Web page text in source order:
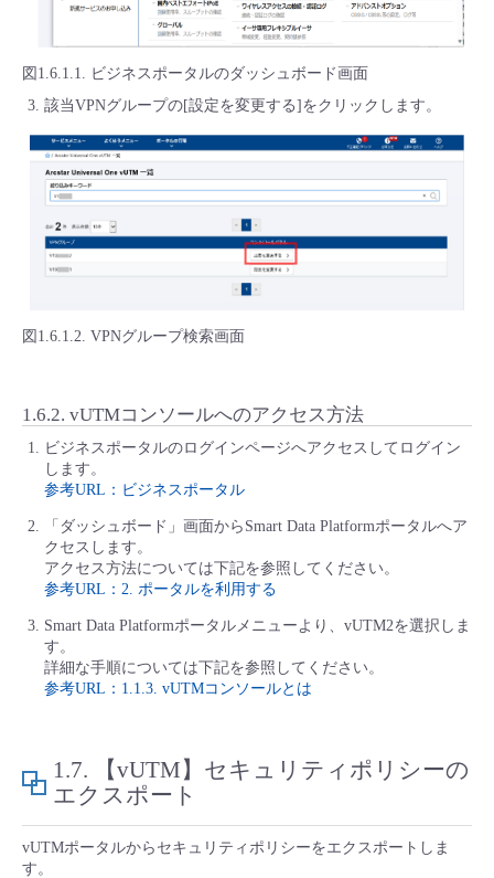
図1.6.1.1. ビジネスポータルのダッシュボード画面
該当VPNグループの[設定を変更する]をクリックします。
図1.6.1.2. VPNグループ検索画面
1.6.2. vUTMコンソールへのアクセス方法
ビジネスポータルのログインページへアクセスしてログイン
します。
参考URL：ビジネスポータル
「ダッシュボード」画面からSmart Data Platformポータルへア
クセスします。
アクセス方法については下記を参照してください。
参考URL：2. ポータルを利用する
Smart Data Platformポータルメニューより、vUTM2を選択しま
す。
詳細な手順については下記を参照してください。
参考URL：1.1.3. vUTMコンソールとは
1.7.
【vUTM】セキュリティポリシーの
エクスポート
vUTMポータルからセキュリティポリシーをエクスポートしま
す。